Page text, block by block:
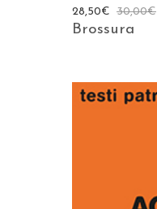
30,00€
28,50€
Brossura